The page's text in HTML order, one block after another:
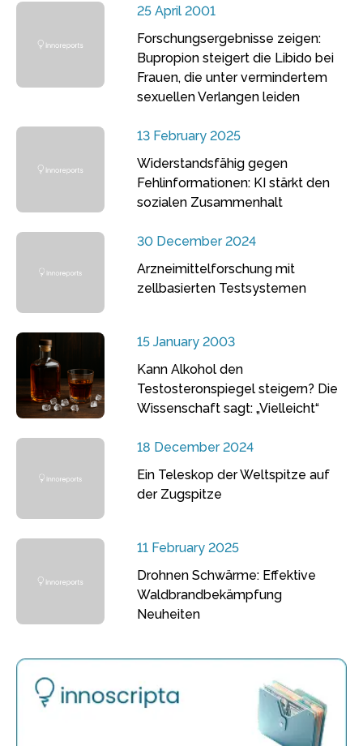
25 April 2001
Forschungsergebnisse zeigen:
Bupropion steigert die Libido bei
Frauen, die unter vermindertem
sexuellen Verlangen leiden
13 February 2025
Widerstandsfähig gegen
Fehlinformationen: KI stärkt den
sozialen Zusammenhalt
30 December 2024
Arzneimittelforschung mit
zellbasierten Testsystemen
15 January 2003
Kann Alkohol den
Testosteronspiegel steigern? Die
Wissenschaft sagt: „Vielleicht“
18 December 2024
Ein Teleskop der Weltspitze auf
der Zugspitze
11 February 2025
Drohnen Schwärme: Effektive
Waldbrandbekämpfung
Neuheiten